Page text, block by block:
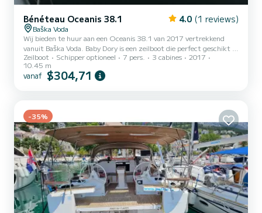
Bénéteau Oceanis 38.1 4.0 (1 reviews)
Baška Voda
Wij bieden te huur aan een Oceanis 38.1 van 2017 vertrekkend
vanuit Baška Voda. Baby Dory is een zeilboot die perfect geschikt is
voor alle verhuur. Deze zeilboot is zeer aangenaam om te hanteren
voor een cruise van een week of langer. De boot heeft 3 volledig
uitgeruste hut(ten) en een capaciteit van 7 personen. Met een
Zeilboot Schipper optioneel 7 pers. 3 cabines
2017
10.45 m
vanaf $304,71
-35%